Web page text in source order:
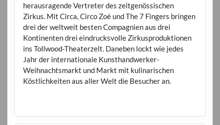
herausragende Vertreter des zeitgenössischen
Zirkus. Mit Circa, Circo Zoé und The 7 Fingers bringen
drei der weltweit besten Compagnien aus drei
Kontinenten drei eindrucksvolle Zirkusproduktionen
ins Tollwood-Theaterzelt. Daneben lockt wie jedes
Jahr der internationale Kunsthandwerker-
Weihnachtsmarkt und Markt mit kulinarischen
Köstlichkeiten aus aller Welt die Besucher an.